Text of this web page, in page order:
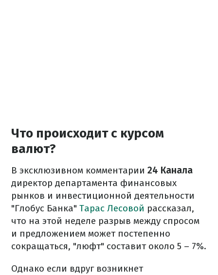
Что происходит с курсом
валют?
В эксклюзивном комментарии 24 Канала
директор департамента финансовых
рынков и инвестиционной деятельности
"Глобус Банка" Тарас Лесовой рассказал,
что на этой неделе разрыв между спросом
и предложением может постепенно
сокращаться, "люфт" составит около 5 – 7%.
Однако если вдруг возникнет